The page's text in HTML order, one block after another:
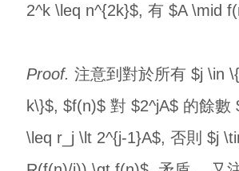
2^k \leq n^{2k}$, 有 $A \mid
Proof. 注意到對於所有 $j \in
k\}$, $f(n)$ 對 $2^jA$ 的餘數
\leq r_j \lt 2^{j-1}A$, 否則 $j